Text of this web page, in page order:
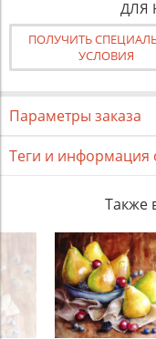
ДЛЯ
ПОЛУЧИТЬ
УСЛОВИЯ
Параметры заказа
Теги и информация
Также